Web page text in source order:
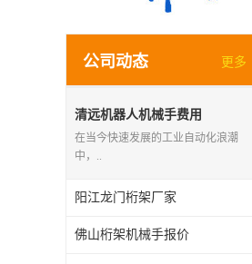
公司动态 更多
清远机器人机械手费用
在当今快速发展的工业自动化浪潮
中，..
阳江龙门桁架厂家
佛山桁架机械手报价